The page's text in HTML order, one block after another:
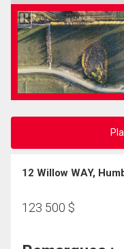
12 Willow WAY,
123 500 $